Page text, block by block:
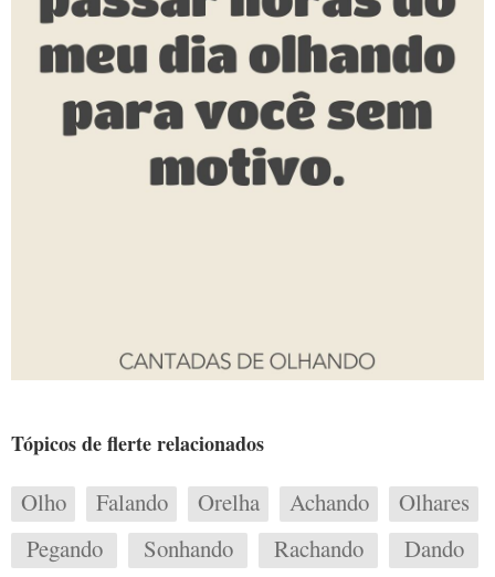
Tópicos de flerte relacionados
Olho Falando Orelha Achando
Olhares
Pegando
Sonhando Rachando
Dando